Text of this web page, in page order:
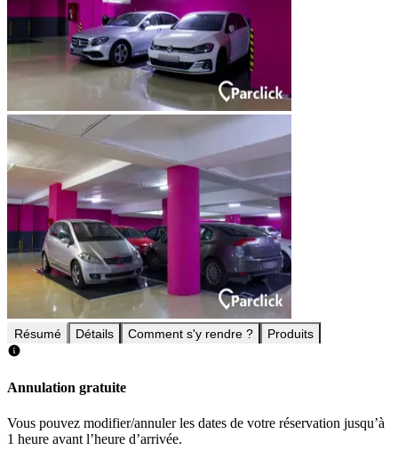
Résumé Détails Comment s'y rendre ? Produits
Annulation gratuite
Vous pouvez modifier/annuler les dates de votre réservation jusqu’à
1 heure avant l’heure d’arrivée.